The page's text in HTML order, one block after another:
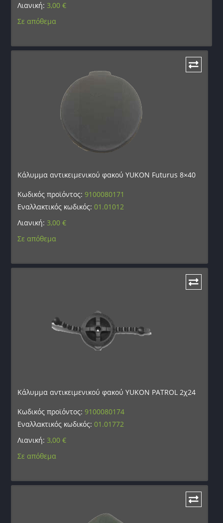
Λιανική: 3,00€
Σε απόθεμα
Κάλυμμα αντικειμενικού φακού YUKON Futurus 8×40
Κωδικός προϊόντος:9100080171
Εναλλακτικός κωδικός:01.01012
Λιανική: 3,00€
Σε απόθεμα
Κάλυμμα αντικειμενικού φακού YUKON PATROL 2χ24
Κωδικός προϊόντος:9100080174
Εναλλακτικός κωδικός:01.01772
Λιανική: 3,00€
Σε απόθεμα